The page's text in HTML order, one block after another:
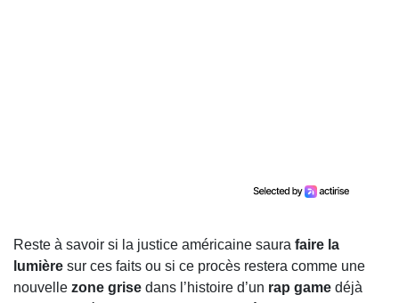
Reste à savoir si la justice américaine saura faire la
lumière sur ces faits ou si ce procès restera comme une
nouvelle zone grise dans l’histoire d’un rap game déjà